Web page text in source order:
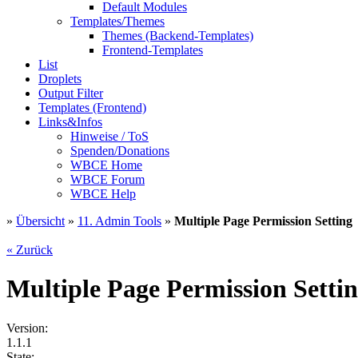
Default Modules
Templates/Themes
Themes (Backend-Templates)
Frontend-Templates
List
Droplets
Output Filter
Templates (Frontend)
Links&Infos
Hinweise / ToS
Spenden/Donations
WBCE Home
WBCE Forum
WBCE Help
» Übersicht » 11. Admin Tools » Multiple Page Permission Setting
« Zurück
Multiple Page Permission
Version:
1.1.1